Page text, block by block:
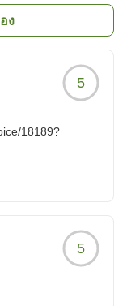
ง
5
18189?
5